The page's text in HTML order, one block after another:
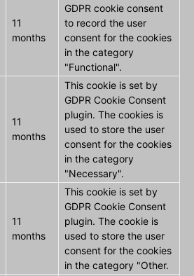
11
months
GDPR cookie consent
to record the user
consent for the cookies
in the category
"Functional".
11
months
This cookie is set by
GDPR Cookie Consent
plugin. The cookies is
used to store the user
consent for the cookies
in the category
"Necessary".
11
months
This cookie is set by
GDPR Cookie Consent
plugin. The cookie is
used to store the user
consent for the cookies
in the category "Other.